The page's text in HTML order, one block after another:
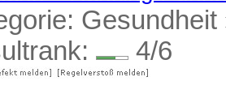
Gesundheit
4/6